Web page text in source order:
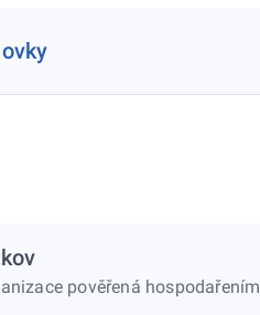
pověřená hospodařením